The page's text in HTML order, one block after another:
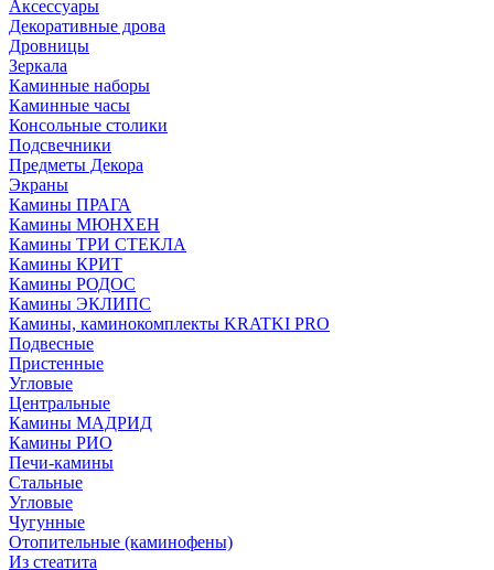
Аксессуары
Декоративные дрова
Дровницы
Зеркала
Каминные наборы
Каминные часы
Консольные столики
Подсвечники
Предметы Декора
Экраны
Камины ПРАГА
Камины МЮНХЕН
Камины ТРИ СТЕКЛА
Камины КРИТ
Камины РОДОС
Камины ЭКЛИПС
Камины, каминокомплекты KRATKI PRO
Подвесные
Пристенные
Угловые
Центральные
Камины МАДРИД
Камины РИО
Печи-камины
Стальные
Угловые
Чугунные
Отопительные (каминофены)
Из стеатита